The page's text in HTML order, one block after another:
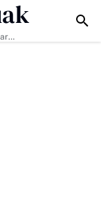
Kodim 0306/50